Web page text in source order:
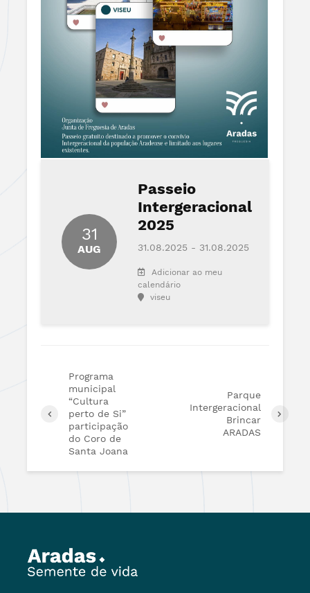
31
AUG
Passeio
Intergeracional
2025
31.08.2025 - 31.08.2025
Adicionar ao meu
calendário
viseu
Programa
municipal
“Cultura
perto de Si”
participação
do Coro de
Santa Joana
Parque
Intergeracional
Brincar
ARADAS